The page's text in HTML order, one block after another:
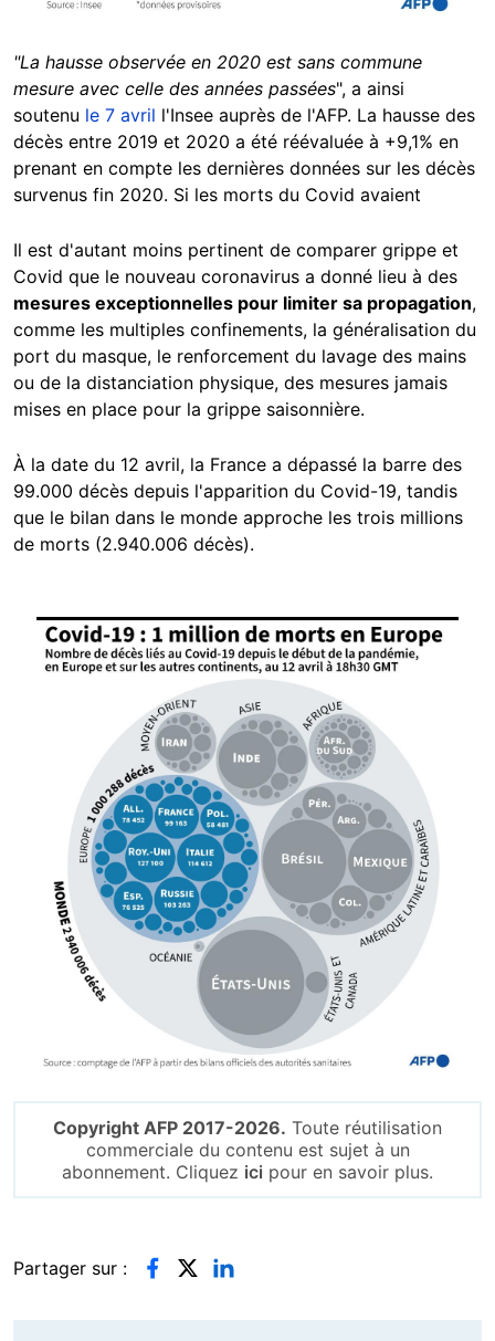
"La hausse observée en 2020 est sans commune
mesure avec celle des années passées", a ainsi
soutenu le 7 avril l'Insee auprès de l'AFP. La hausse des
décès entre 2019 et 2020 a été réévaluée à +9,1% en
prenant en compte les dernières données sur les décès
survenus fin 2020. Si les morts du Covid avaient
Il est d'autant moins pertinent de comparer grippe et
Covid que le nouveau coronavirus a donné lieu à des
mesures exceptionnelles pour limiter sa propagation,
comme les multiples confinements, la généralisation du
port du masque, le renforcement du lavage des mains
ou de la distanciation physique, des mesures jamais
mises en place pour la grippe saisonnière.
À la date du 12 avril, la France a dépassé la barre des
99.000 décès depuis l'apparition du Covid-19, tandis
que le bilan dans le monde approche les trois millions
de morts (2.940.006 décès).
Image
Copyright AFP 2017-2026. Toute réutilisation
commerciale du contenu est sujet à un
abonnement. Cliquez ici pour en savoir plus.
Partager sur :